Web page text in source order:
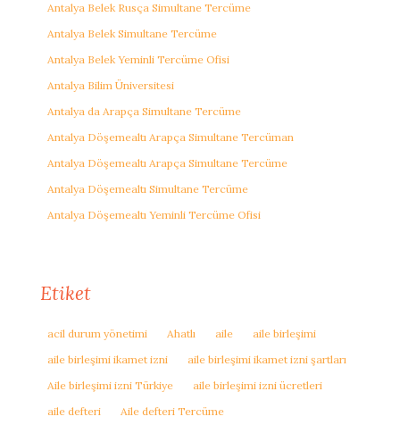
Antalya Belek Rusça Simultane Tercüme
Antalya Belek Simultane Tercüme
Antalya Belek Yeminli Tercüme Ofisi
Antalya Bilim Üniversitesi
Antalya da Arapça Simultane Tercüme
Antalya Döşemealtı Arapça Simultane Tercüman
Antalya Döşemealtı Arapça Simultane Tercüme
Antalya Döşemealtı Simultane Tercüme
Antalya Döşemealtı Yeminli Tercüme Ofisi
Etiket
acil durum yönetimi Ahatlı aile
aile birleşimi
aile birleşimi ikamet izni
aile birleşimi ikamet izni şartları
Aile birleşimi izni Türkiye
aile birleşimi izni ücretleri
aile defteri
Aile defteri Tercüme